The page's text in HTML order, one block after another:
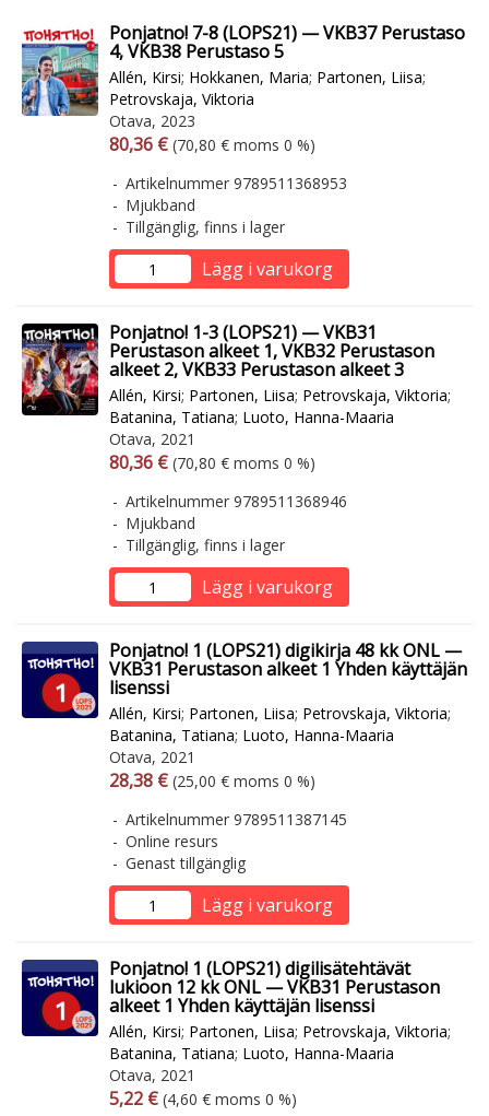
Ponjatno! 7-8 (LOPS21) — VKB37 Perustaso
4, VKB38 Perustaso 5
Allén, Kirsi; Hokkanen, Maria; Partonen, Liisa;
Petrovskaja, Viktoria
Otava, 2023
Arvonlisäverollinen hinta
80,36 € Arvonlisäveroton hinta
(70,80 € moms 0 %)
Artikelnummer 9789511368953
Mjukband
Tillgänglig, finns i lager
Lägg i varukorg
Ponjatno! 1-3 (LOPS21) — VKB31
Perustason alkeet 1, VKB32 Perustason
alkeet 2, VKB33 Perustason alkeet 3
Allén, Kirsi; Partonen, Liisa; Petrovskaja, Viktoria;
Batanina, Tatiana; Luoto, Hanna-Maaria
Otava, 2021
Arvonlisäverollinen hinta
80,36 € Arvonlisäveroton hinta
(70,80 € moms 0 %)
Artikelnummer 9789511368946
Mjukband
Tillgänglig, finns i lager
Lägg i varukorg
Ponjatno! 1 (LOPS21) digikirja 48 kk ONL —
VKB31 Perustason alkeet 1 Yhden käyttäjän
lisenssi
Allén, Kirsi; Partonen, Liisa; Petrovskaja, Viktoria;
Batanina, Tatiana; Luoto, Hanna-Maaria
Otava, 2021
Arvonlisäverollinen hinta
28,38 € Arvonlisäveroton hinta
(25,00 € moms 0 %)
Artikelnummer 9789511387145
Online resurs
Genast tillgänglig
Lägg i varukorg
Ponjatno! 1 (LOPS21) digilisätehtävät
lukioon 12 kk ONL — VKB31 Perustason
alkeet 1 Yhden käyttäjän lisenssi
Allén, Kirsi; Partonen, Liisa; Petrovskaja, Viktoria;
Batanina, Tatiana; Luoto, Hanna-Maaria
Otava, 2021
Arvonlisäverollinen hinta
5,22 € Arvonlisäveroton hinta
(4,60 € moms 0 %)